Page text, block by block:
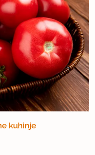
kuhinje